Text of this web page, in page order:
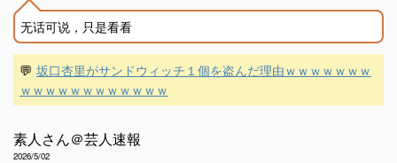
无话可说，只是看看
💬 坂口杏里がサンドウィッチ１個を盗んだ理由ｗｗｗｗｗｗｗ
ｗｗｗｗｗｗｗｗｗｗｗｗ
素人さん＠芸人速報
2026/5/02